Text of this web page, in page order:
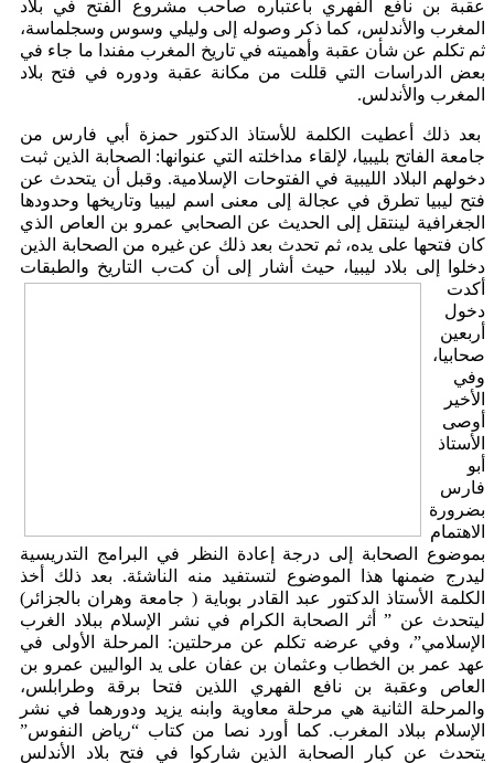
عقبة بن نافع الفهري باعتباره صاحب مشروع الفتح في بلاد
المغرب والأندلس، كما ذكر وصوله إلى وليلي وسوس وسجلماسة،
ثم تكلم عن شأن عقبة وأهميته في تاريخ المغرب مفندا ما جاء في
بعض الدراسات التي قللت من مكانة عقبة ودوره في فتح بلاد
المغرب والأندلس.
بعد ذلك أعطيت الكلمة للأستاذ الدكتور حمزة أبي فارس من
جامعة الفاتح بليبيا، لإلقاء مداخلته التي عنوانها: الصحابة الذين ثبت
دخولهم البلاد الليبية في الفتوحات الإسلامية. وقبل أن يتحدث عن
فتح ليبيا تطرق في عجالة إلى معنى اسم ليبيا وتاريخها وحدودها
الجغرافية لينتقل إلى الحديث عن الصحابي عمرو بن العاص الذي
كان فتحها على يده، ثم تحدث بعد ذلك عن غيره من الصحابة الذين
دخلوا إلى بلاد ليبيا، حيث أشار إلى أن كتب التاريخ والطبقات
أكدت
دخول
أربعين
صحابيا،
وفي
الأخير
أوصى
الأستاذ
أبو
فارس
بضرورة
الاهتمام
بموضوع الصحابة إلى درجة إعادة النظر في البرامج التدريسية
ليدرج ضمنها هذا الموضوع لتستفيد منه الناشئة. بعد ذلك أخذ
الكلمة الأستاذ الدكتور عبد القادر بوباية ( جامعة وهران بالجزائر)
ليتحدث عن ” أثر الصحابة الكرام في نشر الإسلام ببلاد الغرب
الإسلامي”، وفي عرضه تكلم عن مرحلتين: المرحلة الأولى في
عهد عمر بن الخطاب وعثمان بن عفان على يد الواليين عمرو بن
العاص وعقبة بن نافع الفهري اللذين فتحا برقة وطرابلس،
والمرحلة الثانية هي مرحلة معاوية وابنه يزيد ودورهما في نشر
الإسلام ببلاد المغرب. كما أورد نصا من كتاب “رياض النفوس”
يتحدث عن كبار الصحابة الذين شاركوا في فتح بلاد الأندلس